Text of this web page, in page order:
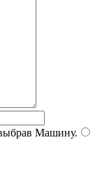
Машину.